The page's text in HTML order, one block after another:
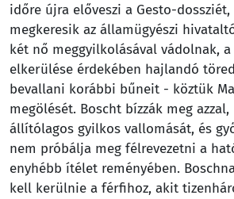
időre újra előveszi a Gesto-
megkeresik az államügyészi
két nő meggyilkolásával vádolnak,
elkerülése érdekében hajlandó
bevallani korábbi bűneit - köztük
megölését. Boscht bízzák meg
állítólagos gyilkos vallomását, és
nem próbálja meg félrevezetni a
enyhébb ítélet reményében.
kell kerülnie a férfihoz, akit